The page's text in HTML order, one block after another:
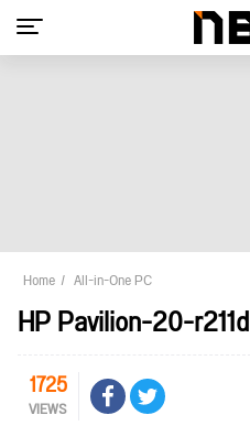
Home All-in-One PC
HP Pavilion-20-r211d
1725
VIEWS